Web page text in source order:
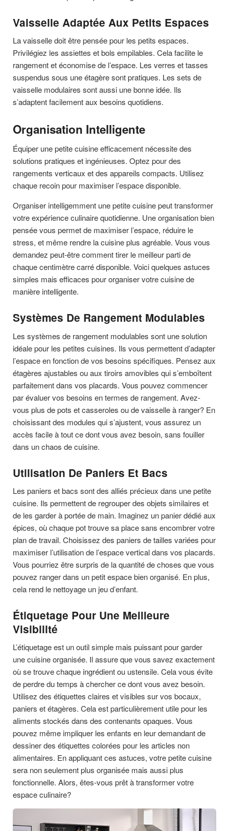
Vaisselle Adaptée Aux Petits Espaces
La vaisselle doit être pensée pour les petits espaces.
Privilégiez les assiettes et bols empilables. Cela facilite le
rangement et économise de l’espace. Les verres et tasses
suspendus sous une étagère sont pratiques. Les sets de
vaisselle modulaires sont aussi une bonne idée. Ils
s’adaptent facilement aux besoins quotidiens.
Organisation Intelligente
Équiper une petite cuisine efficacement nécessite des
solutions pratiques et ingénieuses. Optez pour des
rangements verticaux et des appareils compacts. Utilisez
chaque recoin pour maximiser l’espace disponible.
Organiser intelligemment une petite cuisine peut transformer
votre expérience culinaire quotidienne. Une organisation bien
pensée vous permet de maximiser l’espace, réduire le
stress, et même rendre la cuisine plus agréable. Vous vous
demandez peut-être comment tirer le meilleur parti de
chaque centimètre carré disponible. Voici quelques astuces
simples mais efficaces pour organiser votre cuisine de
manière intelligente.
Systèmes De Rangement Modulables
Les systèmes de rangement modulables sont une solution
idéale pour les petites cuisines. Ils vous permettent d’adapter
l’espace en fonction de vos besoins spécifiques. Pensez aux
étagères ajustables ou aux tiroirs amovibles qui s’emboîtent
parfaitement dans vos placards. Vous pouvez commencer
par évaluer vos besoins en termes de rangement. Avez-
vous plus de pots et casseroles ou de vaisselle à ranger? En
choisissant des modules qui s’ajustent, vous assurez un
accès facile à tout ce dont vous avez besoin, sans fouiller
dans un chaos de cuisine.
Utilisation De Paniers Et Bacs
Les paniers et bacs sont des alliés précieux dans une petite
cuisine. Ils permettent de regrouper des objets similaires et
de les garder à portée de main. Imaginez un panier dédié aux
épices, où chaque pot trouve sa place sans encombrer votre
plan de travail. Choisissez des paniers de tailles variées pour
maximiser l’utilisation de l’espace vertical dans vos placards.
Vous pourriez être surpris de la quantité de choses que vous
pouvez ranger dans un petit espace bien organisé. En plus,
cela rend le nettoyage un jeu d’enfant.
Étiquetage Pour Une Meilleure
Visibilité
L’étiquetage est un outil simple mais puissant pour garder
une cuisine organisée. Il assure que vous savez exactement
où se trouve chaque ingrédient ou ustensile. Cela vous évite
de perdre du temps à chercher ce dont vous avez besoin.
Utilisez des étiquettes claires et visibles sur vos bocaux,
paniers et étagères. Cela est particulièrement utile pour les
aliments stockés dans des contenants opaques. Vous
pouvez même impliquer les enfants en leur demandant de
dessiner des étiquettes colorées pour les articles non
alimentaires. En appliquant ces astuces, votre petite cuisine
sera non seulement plus organisée mais aussi plus
fonctionnelle. Alors, êtes-vous prêt à transformer votre
espace culinaire?